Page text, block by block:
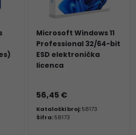
Microsoft Windows 11
Professional 32/64-bit
ESD elektronička
licenca
56,45 €
Kataloški broj:58173
Šifra:58173